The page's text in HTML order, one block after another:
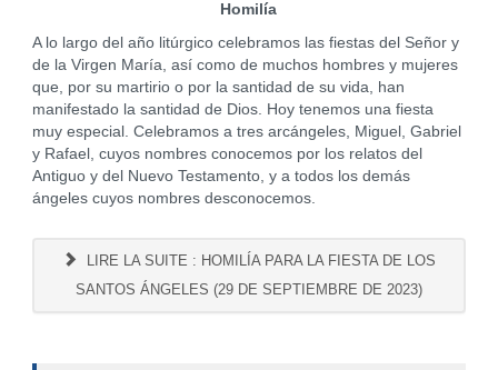
Homilía
A lo largo del año litúrgico celebramos las fiestas del Señor y
de la Virgen María, así como de muchos hombres y mujeres
que, por su martirio o por la santidad de su vida, han
manifestado la santidad de Dios. Hoy tenemos una fiesta
muy especial. Celebramos a tres arcángeles, Miguel, Gabriel
y Rafael, cuyos nombres conocemos por los relatos del
Antiguo y del Nuevo Testamento, y a todos los demás
ángeles cuyos nombres desconocemos.
LIRE LA SUITE : HOMILÍA PARA LA FIESTA DE LOS
SANTOS ÁNGELES (29 DE SEPTIEMBRE DE 2023)